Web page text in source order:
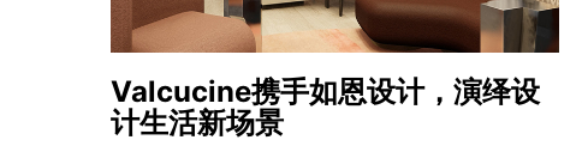
Valcucine携手如恩设计，演绎设
计生活新场景